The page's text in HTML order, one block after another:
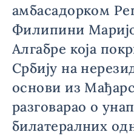
амбасадорком
Филипини
Алгабре којa
Србију на
основи из
разговарао о
билатералних